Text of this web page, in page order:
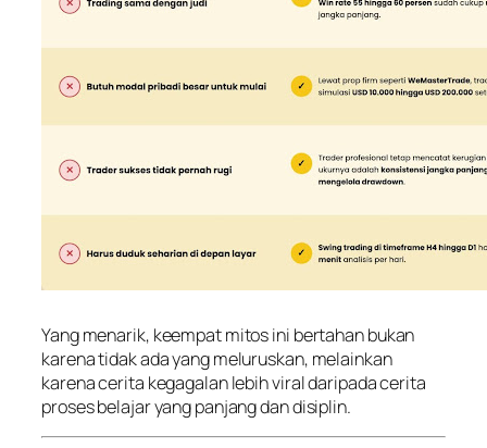
Yang menarik, keempat mitos ini bertahan bukan
karena tidak ada yang meluruskan, melainkan
karena cerita kegagalan lebih viral daripada cerita
proses belajar yang panjang dan disiplin.